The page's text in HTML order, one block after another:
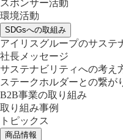
スポンサー活動
環境活動
SDGsへの取組み
アイリスグループのサステ
社長メッセージ
サステナビリティへの考え
ステークホルダーとの繋が
B2B事業の取り組み
取り組み事例
トピックス
商品情報